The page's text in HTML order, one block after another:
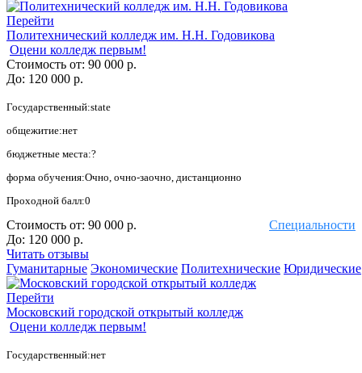
Перейти
Политехнический колледж им. Н.Н. Годовикова
Оцени колледж первым!
Стоимость от: 90 000 р.
До: 120 000 р.
Государственный:state
общежитие:нет
бюджетные места:?
форма обучения:Очно, очно-заочно, дистанционно
Проходной балл:0
Специальности
Стоимость от: 90 000 р.
До: 120 000 р.
Читать отзывы
Гуманитарные Экономические Политехнические Юридические
Перейти
Московский городской открытый колледж
Оцени колледж первым!
Государственный:нет